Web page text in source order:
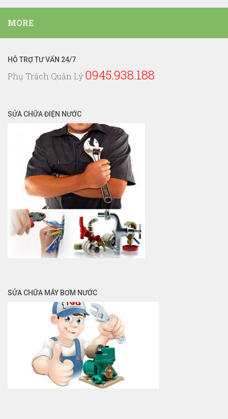
Vụ
Điện
MORE
HỖ TRỢ TƯ VẤN 24/7
Phụ Trách Quản Lý 0945.938.188
SỬA CHỮA ĐIỆN NƯỚC
SỬA CHỮA MÁY BƠM NƯỚC